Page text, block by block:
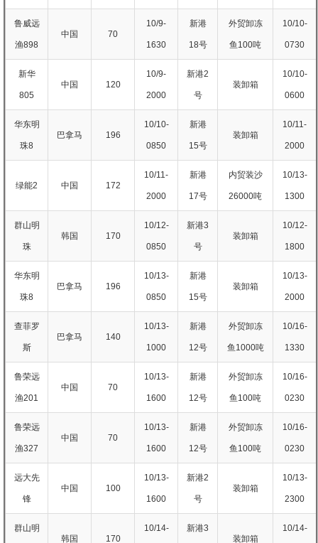
鲁威远
渔898
中国 70
10/9-
1630
新港
18号
外贸卸冻
鱼100吨
10/10-
0730
新华
805
中国 120
10/9-
2000
新港2
号
装卸箱
10/10-
0600
华东明
珠8
巴拿马 196
10/10-
0850
新港
15号
装卸箱
10/11-
2000
绿能2 中国 172
10/11-
2000
新港
17号
内贸装沙
26000吨
10/13-
1300
群山明
珠
韩国 170
10/12-
0850
新港3
号
装卸箱
10/12-
1800
华东明
珠8
巴拿马 196
10/13-
0850
新港
15号
装卸箱
10/13-
2000
查菲罗
斯
巴拿马 140
10/13-
1000
新港
12号
外贸卸冻
鱼1000吨
10/16-
1330
鲁荣远
渔201
中国 70
10/13-
1600
新港
12号
外贸卸冻
鱼100吨
10/16-
0230
鲁荣远
渔327
中国 70
10/13-
1600
新港
12号
外贸卸冻
鱼100吨
10/16-
0230
远大先
锋
中国 100
10/13-
1600
新港2
号
装卸箱
10/13-
2300
群山明
韩国
170
10/14-
新港3
装卸箱
10/14-